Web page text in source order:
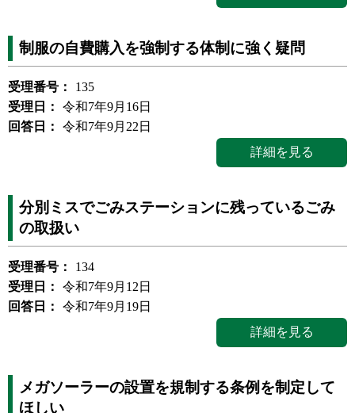
制服の自費購入を強制する体制に強く疑問
受理番号：
135
受理日：
令和7年9月16日
回答日：
令和7年9月22日
詳細を見る
分別ミスでごみステーションに残っているごみ
の取扱い
受理番号：
134
受理日：
令和7年9月12日
回答日：
令和7年9月19日
詳細を見る
メガソーラーの設置を規制する条例を制定して
ほしい